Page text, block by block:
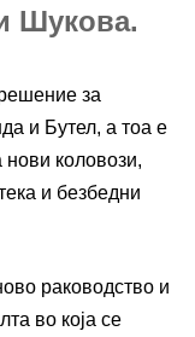
Шукова.
за
и Бутел, а тоа е
нови коловози,
и безбедни
раководство и
во која се